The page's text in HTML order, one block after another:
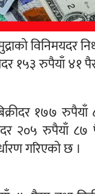
विनिमयदर
१५३ रुपैयाँ ४१
१७७
२०५ रुपैयाँ ८७
गरिएको छ ।